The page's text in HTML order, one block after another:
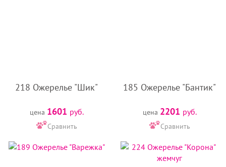
218 Ожерелье "Шик"
цена 1601 руб.
Сравнить
185 Ожерелье "Бантик"
цена 2201 руб.
Сравнить